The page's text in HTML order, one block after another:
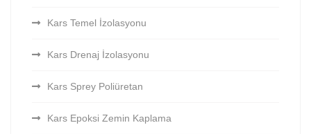
Kars Temel İzolasyonu
Kars Drenaj İzolasyonu
Kars Sprey Poliüretan
Kars Epoksi Zemin Kaplama